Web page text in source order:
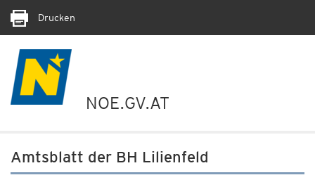
Drucken
NOE.GV.AT
Amtsblatt der BH Lilienfeld